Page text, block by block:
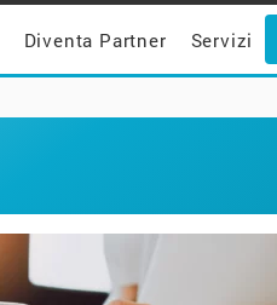
Diventa Partner Servizi